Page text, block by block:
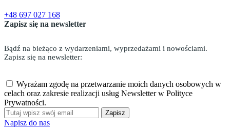
+48 697 027 168
Zapisz się na newsletter
Bądź na bieżąco z wydarzeniami, wyprzedażami i nowościami.
Zapisz się na newsletter:
Wyrażam zgodę na przetwarzanie moich danych osobowych w
celach oraz zakresie realizacji usług Newsletter w Polityce
Prywatności.
Zapisz
Napisz do nas